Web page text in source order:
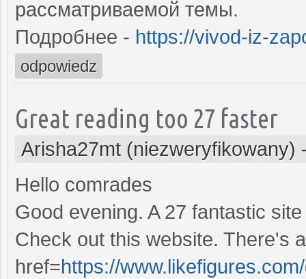
рассматриваемой темы.
Подробнее - https://vivod-iz-
odpowiedz
Great reading too 27 faster
Arisha27mt (niezweryfikowany)
Hello comrades
Good evening. A 27 fantastic
Check out this website. There's
href=https://